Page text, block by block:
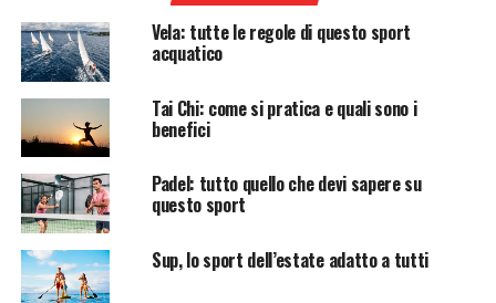
Ecco tutte le
caratteristiche di questo
sport.
La parola alpinismo deriva dalla catena montuosa delle
Alpi. Se le primissime imprese risalgono al ‘300, è dal
1786, che il termine viene usato, quando per la prima
volta fu fatta l’ascensione delMonte Bianco.
Vela: tutte le regole di questo sport
acquatico
Tai Chi: come si pratica e quali sono i
benefici
Padel: tutto quello che devi sapere su
questo sport
Sup, lo sport dell’estate adatto a tutti